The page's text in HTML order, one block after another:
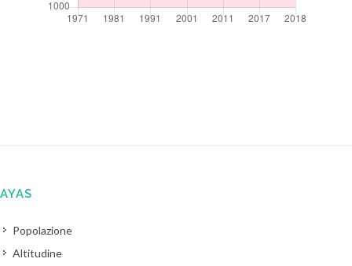
AYAS
Popolazione
Altitudine